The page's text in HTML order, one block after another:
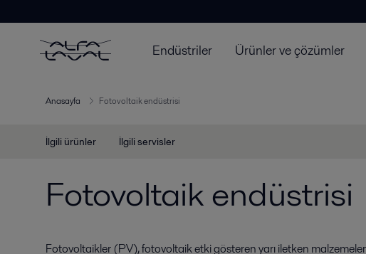
Endüstriler Ürünler ve çözümler
Anasayfa Fotovoltaik endüstrisi
İlgili ürünler İlgili servisler
Fotovoltaik endüstrisi
Fotovoltaikler (PV), fotovoltaik etki gösteren yarı iletken